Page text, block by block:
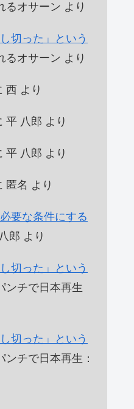
るオサーン より
切った」という
るオサーン より
西 より
平 八郎 より
平 八郎 より
匿名 より
要な条件にする
郎 より
切った」という
ンチで日本再生
切った」という
ンチで日本再生：